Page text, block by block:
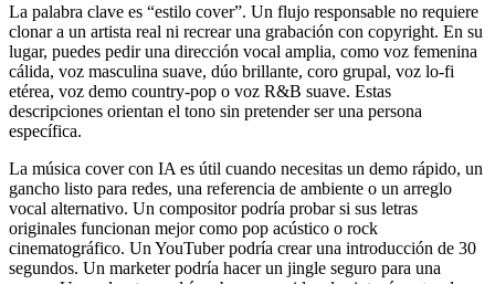
La palabra clave es “estilo cover”. Un flujo responsable no requiere
clonar a un artista real ni recrear una grabación con copyright. En su
lugar, puedes pedir una dirección vocal amplia, como voz femenina
cálida, voz masculina suave, dúo brillante, coro grupal, voz lo-fi
etérea, voz demo country-pop o voz R&B suave. Estas
descripciones orientan el tono sin pretender ser una persona
específica.
La música cover con IA es útil cuando necesitas un demo rápido, un
gancho listo para redes, una referencia de ambiente o un arreglo
vocal alternativo. Un compositor podría probar si sus letras
originales funcionan mejor como pop acústico o rock
cinematográfico. Un YouTuber podría crear una introducción de 30
segundos. Un marketer podría hacer un jingle seguro para una